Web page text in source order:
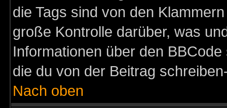
die Tags sind von den
große Kontrolle darüber, was
Informationen über den
die du von der Beitrag
Nach oben